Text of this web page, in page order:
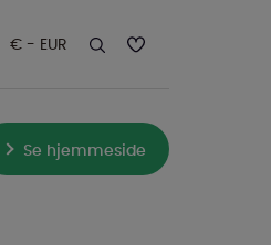
€ - EUR
Se hjemmeside